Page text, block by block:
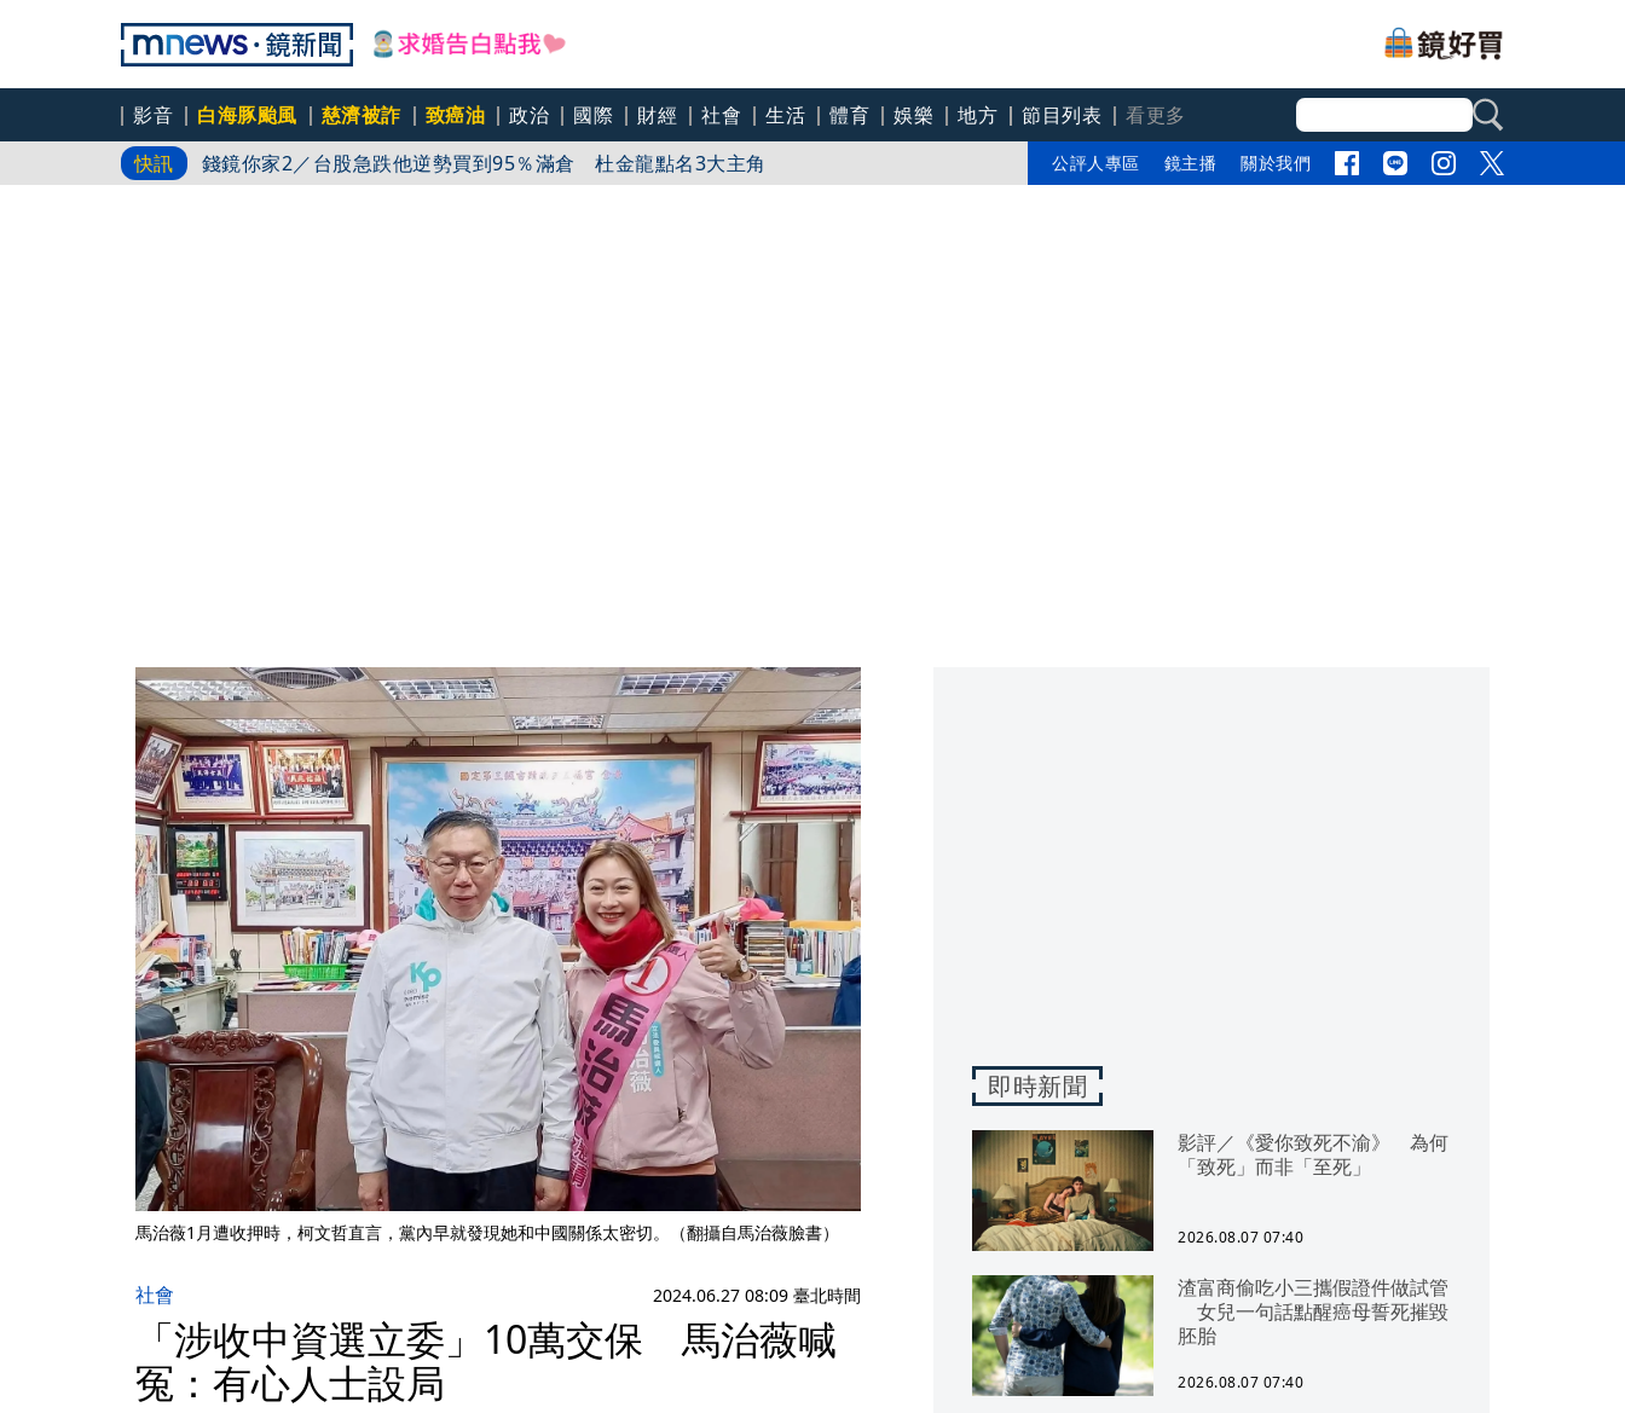
影音 白海豚颱風 慈濟被詐 致癌油 政治 國際 財經 社會 生活 體育 娛樂 地方 節目列表
看更多
快訊
錢鏡你家1／急跌8800點後反彈 杜金龍：真正多頭還差一個訊號
錢鏡你家2／台股急跌他逆勢買到95％滿倉 杜金龍點名3大主角 公評人專區 鏡主播 關於我們
馬治薇1月遭收押時，柯文哲直言，黨內早就發現她和中國關係太密切。（翻攝自馬治薇臉書）
社會 2024.06.27 08:09 臺北時間
「涉收中資選立委」10萬交保 馬治薇喊
冤：有心人士設局
即時新聞
影評／《愛你致死不渝》 為何
「致死」而非「至死」
2026.08.07 07:40
渣富商偷吃小三攜假證件做試管
女兒一句話點醒癌母誓死摧毀
胚胎
2026.08.07 07:40